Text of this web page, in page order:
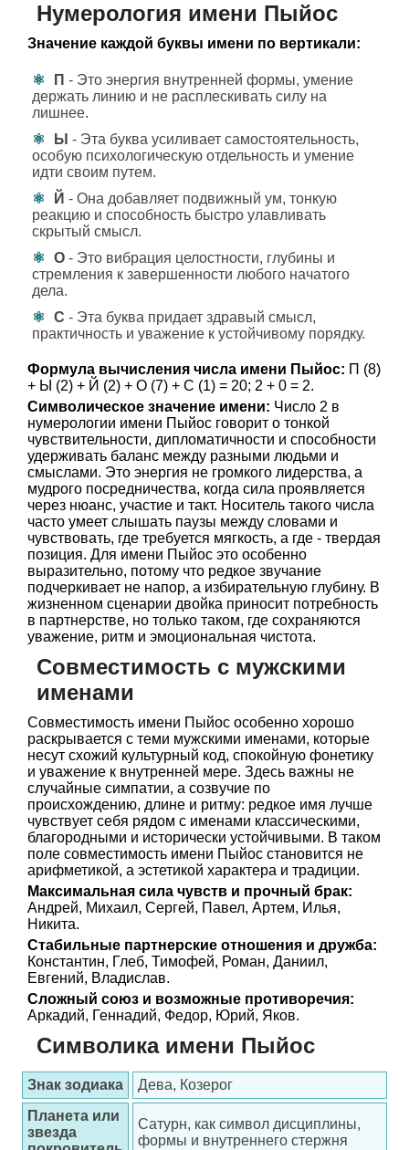
Нумерология имени Пыйос
Значение каждой буквы имени по вертикали:
П - Это энергия внутренней формы, умение
держать линию и не расплескивать силу на
лишнее.
Ы - Эта буква усиливает самостоятельность,
особую психологическую отдельность и умение
идти своим путем.
Й - Она добавляет подвижный ум, тонкую
реакцию и способность быстро улавливать
скрытый смысл.
О - Это вибрация целостности, глубины и
стремления к завершенности любого начатого
дела.
С - Эта буква придает здравый смысл,
практичность и уважение к устойчивому порядку.
Формула вычисления числа имени Пыйос: П (8)
+ Ы (2) + Й (2) + О (7) + С (1) = 20; 2 + 0 = 2.
Символическое значение имени: Число 2 в
нумерологии имени Пыйос говорит о тонкой
чувствительности, дипломатичности и способности
удерживать баланс между разными людьми и
смыслами. Это энергия не громкого лидерства, а
мудрого посредничества, когда сила проявляется
через нюанс, участие и такт. Носитель такого числа
часто умеет слышать паузы между словами и
чувствовать, где требуется мягкость, а где - твердая
позиция. Для имени Пыйос это особенно
выразительно, потому что редкое звучание
подчеркивает не напор, а избирательную глубину. В
жизненном сценарии двойка приносит потребность
в партнерстве, но только таком, где сохраняются
уважение, ритм и эмоциональная чистота.
Совместимость с мужскими
именами
Совместимость имени Пыйос особенно хорошо
раскрывается с теми мужскими именами, которые
несут схожий культурный код, спокойную фонетику
и уважение к внутренней мере. Здесь важны не
случайные симпатии, а созвучие по
происхождению, длине и ритму: редкое имя лучше
чувствует себя рядом с именами классическими,
благородными и исторически устойчивыми. В таком
поле совместимость имени Пыйос становится не
арифметикой, а эстетикой характера и традиции.
Максимальная сила чувств и прочный брак:
Андрей, Михаил, Сергей, Павел, Артем, Илья,
Никита.
Стабильные партнерские отношения и дружба:
Константин, Глеб, Тимофей, Роман, Даниил,
Евгений, Владислав.
Сложный союз и возможные противоречия:
Аркадий, Геннадий, Федор, Юрий, Яков.
Символика имени Пыйос
Знак зодиака
Дева, Козерог
Планета или
звезда
Сатурн, как символ дисциплины,
формы и внутреннего стержня